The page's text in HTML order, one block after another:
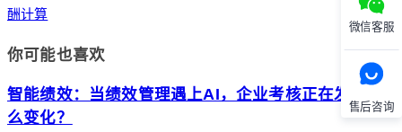
微信客服
售后咨询
酬计算
你可能也喜欢
智能绩效：当绩效管理遇上AI，企业考核正在发生什
么变化？